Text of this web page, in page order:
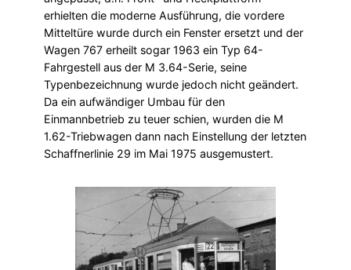
erhielten die moderne Ausführung, die vordere
Mitteltüre wurde durch ein Fenster ersetzt und der
Wagen 767 erheilt sogar 1963 ein Typ 64-
Fahrgestell aus der M 3.64-Serie, seine
Typenbezeichnung wurde jedoch nicht geändert.
Da ein aufwändiger Umbau für den
Einmannbetrieb zu teuer schien, wurden die M
1.62-Triebwagen dann nach Einstellung der letzten
Schaffnerlinie 29 im Mai 1975 ausgemustert.